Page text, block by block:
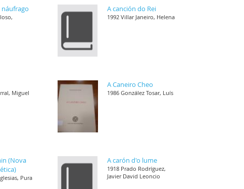
náufrago A canción do Rei
1992 Villar Janeiro, Helena
Miguel
A Caneiro Cheo
1986 González Tosar, Luís
(Nova
Pura
A carón d'o lume
1918 Prado Rodríguez,
Javier David Leoncio